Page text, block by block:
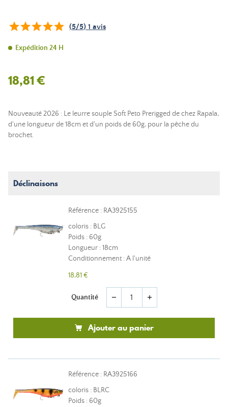
(5/5) 1 avis
Expédition 24 H
18,81 €
Nouveauté 2026 : Le leurre souple Soft Peto Prerigged de chez Rapala,
d'une longueur de 18cm et d'un poids de 60g, pour la pêche du
brochet.
Déclinaisons
Référence : RA3925155
coloris : BLG
Poids : 60g
Longueur : 18cm
Conditionnement : A l'unité
18,81 €
Quantité remove add
Ajouter au panier
Référence : RA3925166
coloris : BLRC
Poids : 60g